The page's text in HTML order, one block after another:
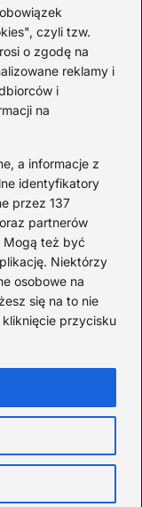
czyli tzw.
o zgodę na
reklamy i
i
na
a informacje z
identyfikatory
przez 137
partnerów
Mogą też być
Niektórzy
osobowe na
się na to nie
przycisku
z 500+ i
kwot
muzyka to coś